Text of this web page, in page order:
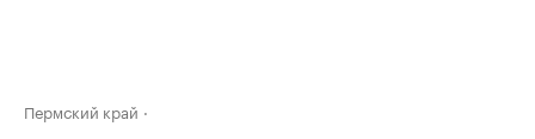
Пермский край